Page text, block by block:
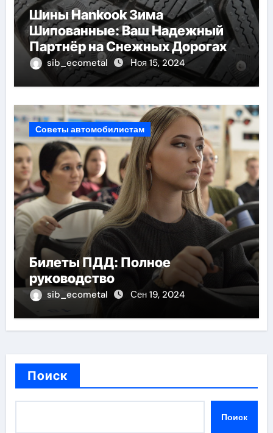
Шины Hankook Зима
Шипованные: Ваш Надежный
Партнёр на Снежных Дорогах
sib_ecometal Ноя 15, 2024
Советы автомобилистам
Билеты ПДД: Полное
руководство
sib_ecometal Сен 19, 2024
Поиск
Поиск